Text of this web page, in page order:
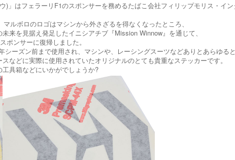
)」はフェラーリF1のスポンサーを務めるたばこ会社フィリップモリス・イ
ルボロのロゴはマシンから外さざるを得なくなったところ、
来を見据え発足したイニシアチブ『Mission Winnow』を通じて、
ポンサーに復帰しました。
シーズン前まで使用され、マシンや、レーシングスーツなどありとあらゆる
などに実際に使用されていたオリジナルのとても貴重なステッカーです。
具箱などにいかがでしょうか?